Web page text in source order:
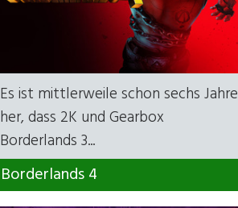
Es ist mittlerweile schon sechs Jahre
her, dass 2K und Gearbox
Borderlands 3...
Borderlands 4